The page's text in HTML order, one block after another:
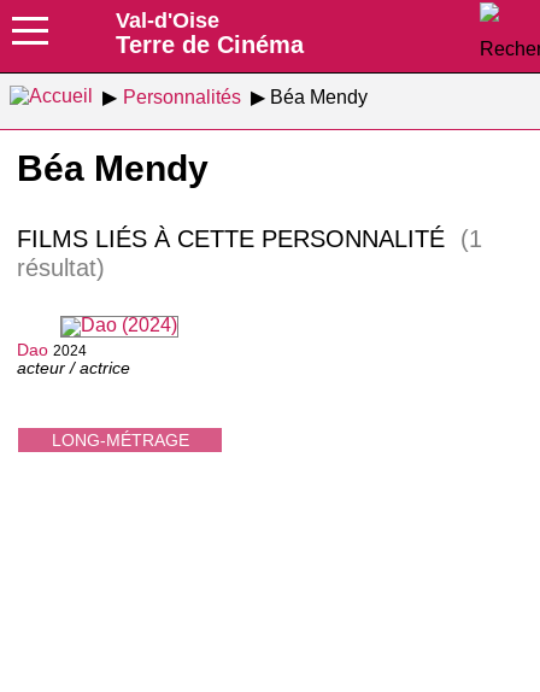
Val-d'Oise
Terre de Cinéma
Personnalités Béa Mendy
Béa Mendy
FILMS LIÉS À CETTE PERSONNALITÉ
(1
résultat)
LONG-MÉTRAGE
Dao 2024
acteur / actrice